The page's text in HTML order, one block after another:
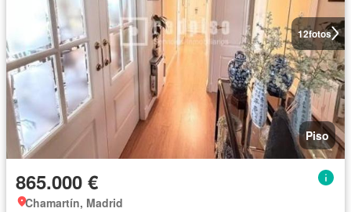
12fotos
Piso
865.000 €
Chamartín, Madrid